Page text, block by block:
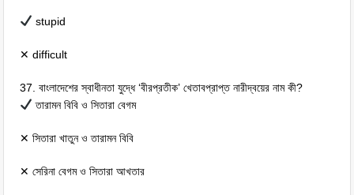
stupid
✕ difficult
37. বাংলাদেশের স্বাধীনতা যুদ্ধে ‘বীরপ্রতীক’ খেতাবপ্রাপ্ত নারীদ্বয়ের নাম কী?
তারামন বিবি ও সিতারা বেগম
✕ সিতারা খাতুন ও তারামন বিবি
✕ সেরিনা বেগম ও সিতারা আখতার